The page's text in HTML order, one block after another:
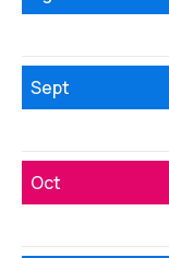
Sept
Oct